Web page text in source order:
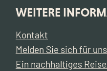
WEITERE
Kontakt
Melden Sie sich für
Ein nachhaltiges